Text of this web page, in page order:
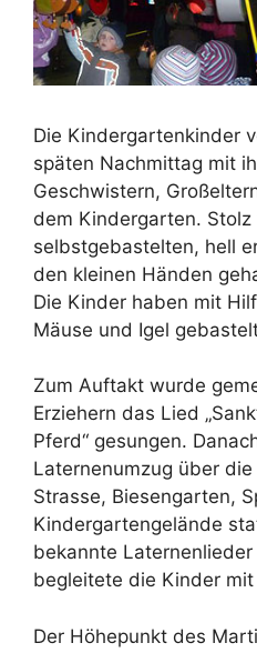
Die Kindergartenkinder
späten Nachmittag mit
Geschwistern,
dem Kindergarten.
selbstgebastelten, hell
den kleinen Händen
Die Kinder haben mit
Mäuse und Igel
Zum Auftakt wurde
Erziehern das Lied
Pferd“ gesungen.
Laternenumzug über
Strasse, Biesengarten,
Kindergartengelände
bekannte
begleitete die Kinder
Der Höhepunkt des